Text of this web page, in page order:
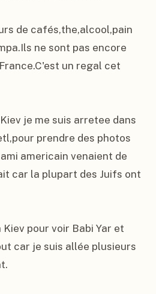
de cafés,the,alcool,pain
ne sont pas encore
un regal cet
je me suis arretee dans
prendre des photos
americain venaient de
car la plupart des Juifs ont
pour voir Babi Yar et
car je suis allée plusieurs